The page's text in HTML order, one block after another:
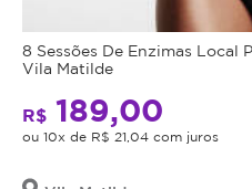
8 Sessões De Enzimas Local
Vila Matilde
R$ 189,00
ou 10x de R$ 21,04 com juros